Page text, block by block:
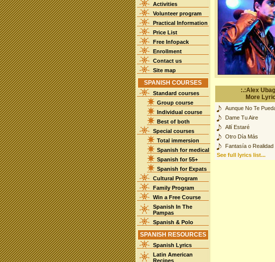
Activities
Volunteer program
Practical Information
Price List
Free Infopack
Enrollment
Contact us
Site map
SPANISH COURSES
Standard courses
Group course
Individual course
Best of both
Special courses
Total immersion
Spanish for medical
Spanish for 55+
Spanish for Expats
Cultural Program
Family Program
Win a Free Course
Spanish In The
Pampas
Spanish & Polo
SPANISH RESOURCES
Spanish Lyrics
Latin American
Recipes
:.:Alex
More
Aunque No Te
Dame Tu Aire
Allí Estaré
Otro Día Más
Fantasía o Realidad
See full lyrics list...